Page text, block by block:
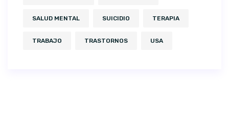
SALUD MENTAL SUICIDIO TERAPIA
TRABAJO TRASTORNOS USA